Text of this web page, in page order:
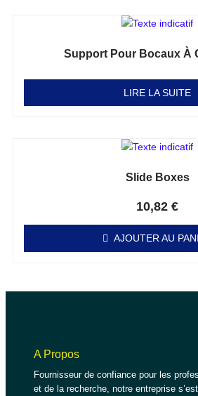
Support Pour Bocaux À
LIRE LA SUITE
Slide Boxes
10,82 €
AJOUTER AU
A Propos
Fournisseur de confiance pour les
et de la recherche, notre entreprise